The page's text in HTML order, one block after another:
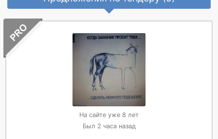
На сайте уже 8 лет
Был 2 часа назад